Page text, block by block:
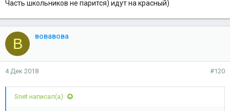
Часть школьников не парится) идут на красный)
В вовавова
4 Дек 2018 #120
Snet написал(а):